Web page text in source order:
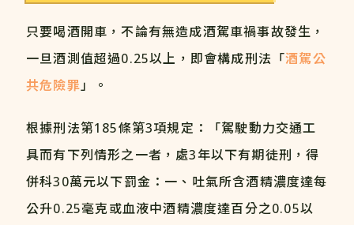
只要喝酒開車，不論有無造成酒駕車禍事故發生，
一旦酒測值超過0.25以上，即會構成刑法「酒駕公
共危險罪」。
根據刑法第185條第3項規定：「駕駛動力交通工
具而有下列情形之一者，處3年以下有期徒刑，得
併科30萬元以下罰金：一、吐氣所含酒精濃度達每
公升0.25毫克或血液中酒精濃度達百分之0.05以